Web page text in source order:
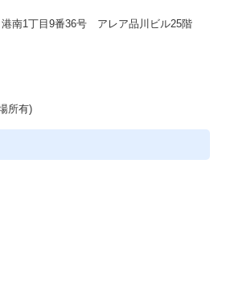
南1丁目9番36号 アレア品川ビル25階
所有)